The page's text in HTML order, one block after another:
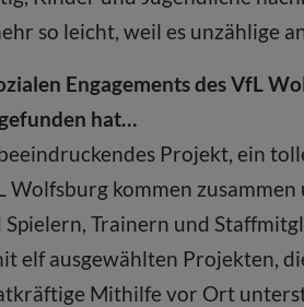
so leicht, weil es unzählige
Engagements des VfL
hat…
beeindruckendes Projekt, ein
Wolfsburg kommen
Trainern und
elf ausgewählten Projekten,
Mithilfe vor Ort